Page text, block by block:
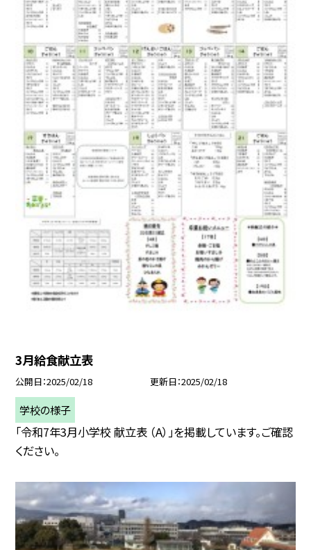
3月給食献立表
公開日 2025/02/18 更新日 2025/02/18
学校の様子
「令和7年3月小学校 献立表 （A）」を掲載しています。ご確認
ください。